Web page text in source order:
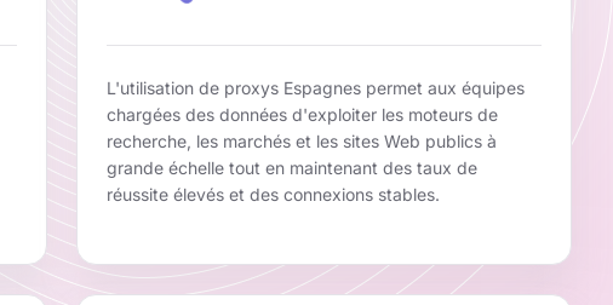
L'utilisation de proxys Espagnes permet aux équipes
chargées des données d'exploiter les moteurs de
recherche, les marchés et les sites Web publics à
grande échelle tout en maintenant des taux de
réussite élevés et des connexions stables.